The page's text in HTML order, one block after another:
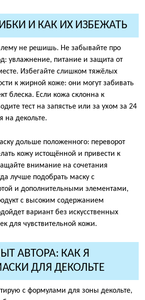
И КАК ИХ ИЗБЕЖАТЬ
не решишь. Не забывайте про
увлажнение, питание и защита от
Избегайте слишком тяжёлых
к жирной коже: они могут забивать
блеска. Если кожа склонна к
тест на запястье или за ухом за 24
на декольте.
дольше положенного: переворот
кожу истощённой и привести к
внимание на сочетания
лучше подобрать маску с
и дополнительными элементами,
с высоким содержанием
вариант без искусственных
для чувствительной кожи.
АВТОРА: КАК Я
ДЛЯ ДЕКОЛЬТЕ
с формулами для зоны декольте,